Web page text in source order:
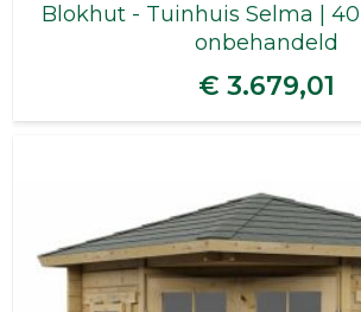
Blokhut - Tuinhuis Selma |
onbehandeld
€ 3.679,01